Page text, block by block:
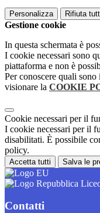
Personalizza Rifiuta
Gestione cookie
In questa schermata è
I cookie necessari sono
piattaforma e non è
Per conoscere quali
visionare la COOKIE
Cookie necessari per il
I cookie necessari per il
disabilitati. È possibile
policy.
Accetta tutti Salva le
Contatti